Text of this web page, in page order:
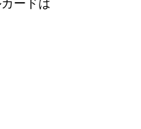
ードは